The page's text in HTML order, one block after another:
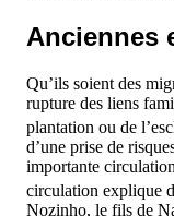
Anciennes
Qu’ils soient des
rupture des liens
plantation ou de
d’une prise de
importante
circulation explique
Nozinho, le fils de